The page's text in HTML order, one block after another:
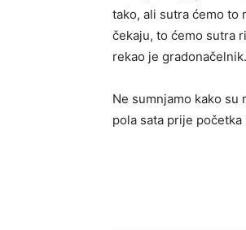
tako, ali sutra ćemo to
čekaju, to ćemo sutra
rekao je gradonačelnik.
Ne sumnjamo kako su
pola sata prije